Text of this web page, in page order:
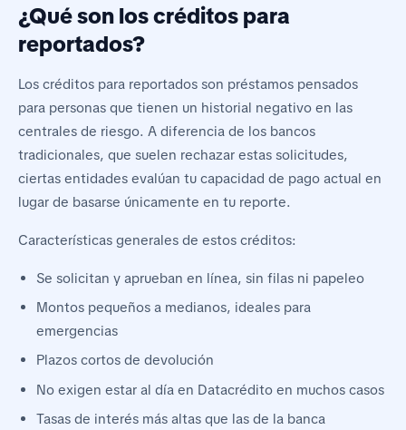
¿Qué son los créditos para
reportados?
Los créditos para reportados son préstamos pensados
para personas que tienen un historial negativo en las
centrales de riesgo. A diferencia de los bancos
tradicionales, que suelen rechazar estas solicitudes,
ciertas entidades evalúan tu capacidad de pago actual en
lugar de basarse únicamente en tu reporte.
Características generales de estos créditos:
Se solicitan y aprueban en línea, sin filas ni papeleo
Montos pequeños a medianos, ideales para
emergencias
Plazos cortos de devolución
No exigen estar al día en Datacrédito en muchos casos
Tasas de interés más altas que las de la banca